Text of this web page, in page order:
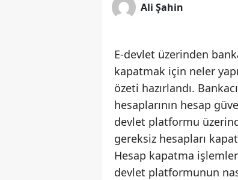
Ali Şahin
E-devlet üzerinden
kapatmak için neler
özeti hazırlandı.
hesaplarının hesap
devlet platformu
gereksiz hesapları
Hesap kapatma
devlet platformunun